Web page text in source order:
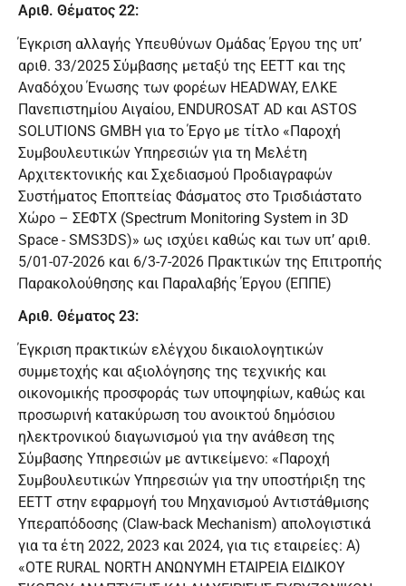
Αριθ. Θέματος 22:
Έγκριση αλλαγής Υπευθύνων Ομάδας Έργου της υπ’
αριθ. 33/2025 Σύμβασης μεταξύ της ΕΕΤΤ και της
Αναδόχου Ένωσης των φορέων HEADWAY, ΕΛΚΕ
Πανεπιστημίου Αιγαίου, ENDUROSAT AD και ASTOS
SOLUTIONS GMBH για το Έργο με τίτλο «Παροχή
Συμβουλευτικών Υπηρεσιών για τη Μελέτη
Αρχιτεκτονικής και Σχεδιασμού Προδιαγραφών
Συστήματος Εποπτείας Φάσματος στο Τρισδιάστατο
Χώρο – ΣΕΦΤΧ (Spectrum Monitoring System in 3D
Space - SMS3DS)» ως ισχύει καθώς και των υπ’ αριθ.
5/01-07-2026 και 6/3-7-2026 Πρακτικών της Επιτροπής
Παρακολούθησης και Παραλαβής Έργου (ΕΠΠΕ)
Αριθ. Θέματος 23:
Έγκριση πρακτικών ελέγχου δικαιολογητικών
συμμετοχής και αξιολόγησης της τεχνικής και
οικονομικής προσφοράς των υποψηφίων, καθώς και
προσωρινή κατακύρωση του ανοικτού δημόσιου
ηλεκτρονικού διαγωνισμού για την ανάθεση της
Σύμβασης Υπηρεσιών με αντικείμενο: «Παροχή
Συμβουλευτικών Υπηρεσιών για την υποστήριξη της
ΕΕΤΤ στην εφαρμογή του Μηχανισμού Αντιστάθμισης
Υπεραπόδοσης (Claw-back Mechanism) απολογιστικά
για τα έτη 2022, 2023 και 2024, για τις εταιρείες: Α)
«ΟΤΕ RURAL NORTH ΑΝΩΝΥΜΗ ΕΤΑΙΡΕΙΑ ΕΙΔΙΚΟΥ